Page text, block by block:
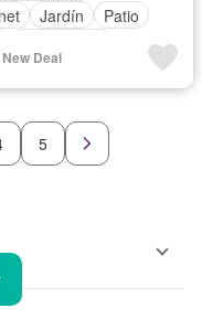
Jardín
Patio
Deal
5